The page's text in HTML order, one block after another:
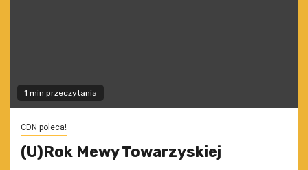
1 min przeczytania
CDN poleca!
(U)Rok Mewy Towarzyskiej